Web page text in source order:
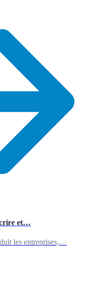
et…
les entreprises,…